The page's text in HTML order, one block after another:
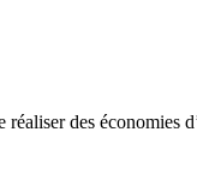
des économies